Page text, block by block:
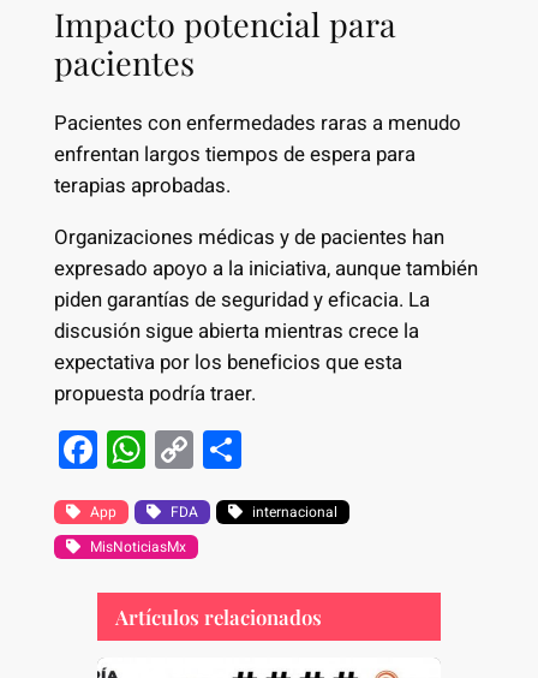
Impacto potencial para
pacientes
Pacientes con enfermedades raras a menudo
enfrentan largos tiempos de espera para
terapias aprobadas.
Organizaciones médicas y de pacientes han
expresado apoyo a la iniciativa, aunque también
piden garantías de seguridad y eficacia. La
discusión sigue abierta mientras crece la
expectativa por los beneficios que esta
propuesta podría traer.
F
a
c
e
b
o
W
h
at
s
A
p
C
o
p
y
Li
n
S
h
ar
App FDA
internacional
MisNoticiasMx
Artículos relacionados